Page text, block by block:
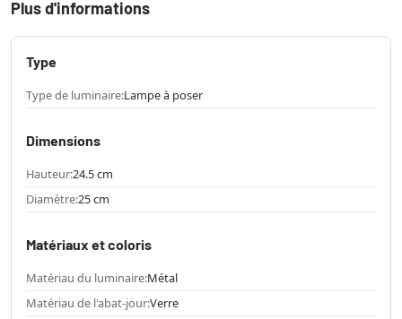
Plus d'informations
Type
Type de luminaire:Lampe à poser
Dimensions
Hauteur:24.5 cm
Diamètre:25 cm
Matériaux et coloris
Matériau du luminaire:Métal
Matériau de l'abat-jour:Verre